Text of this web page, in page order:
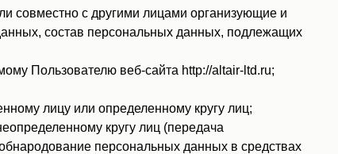
совместно с другими лицами организующие и
состав персональных данных, подлежащих
Пользователю веб-сайта http://altair-ltd.ru;
лицу или определенному кругу лиц;
кругу лиц (передача
персональных данных в средствах